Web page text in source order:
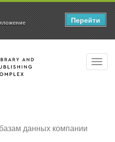
данных компании
Перейти